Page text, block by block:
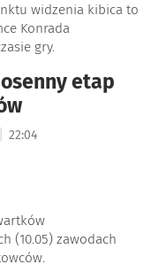
widzenia kibica to
Konrada
gry.
etap
22:04
(10.05) zawodach